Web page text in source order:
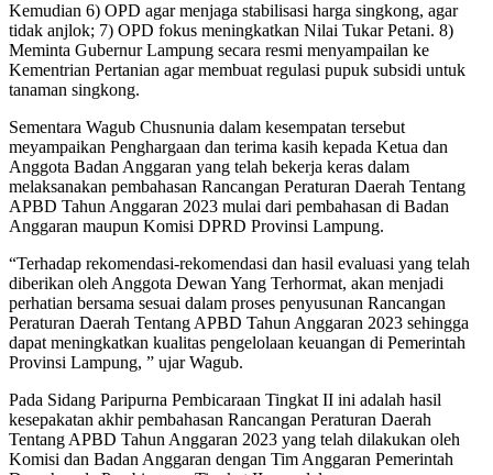
Kemudian 6) OPD agar menjaga stabilisasi harga singkong, agar
tidak anjlok; 7) OPD fokus meningkatkan Nilai Tukar Petani. 8)
Meminta Gubernur Lampung secara resmi menyampailan ke
Kementrian Pertanian agar membuat regulasi pupuk subsidi untuk
tanaman singkong.
Sementara Wagub Chusnunia dalam kesempatan tersebut
meyampaikan Penghargaan dan terima kasih kepada Ketua dan
Anggota Badan Anggaran yang telah bekerja keras dalam
melaksanakan pembahasan Rancangan Peraturan Daerah Tentang
APBD Tahun Anggaran 2023 mulai dari pembahasan di Badan
Anggaran maupun Komisi DPRD Provinsi Lampung.
“Terhadap rekomendasi-rekomendasi dan hasil evaluasi yang telah
diberikan oleh Anggota Dewan Yang Terhormat, akan menjadi
perhatian bersama sesuai dalam proses penyusunan Rancangan
Peraturan Daerah Tentang APBD Tahun Anggaran 2023 sehingga
dapat meningkatkan kualitas pengelolaan keuangan di Pemerintah
Provinsi Lampung, ” ujar Wagub.
Pada Sidang Paripurna Pembicaraan Tingkat II ini adalah hasil
kesepakatan akhir pembahasan Rancangan Peraturan Daerah
Tentang APBD Tahun Anggaran 2023 yang telah dilakukan oleh
Komisi dan Badan Anggaran dengan Tim Anggaran Pemerintah